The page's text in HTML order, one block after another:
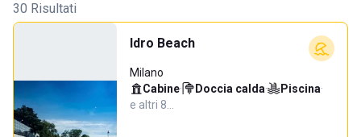
30 Risultati
Idro Beach
Milano
Cabine· Doccia calda· Piscina·
e altri 8…